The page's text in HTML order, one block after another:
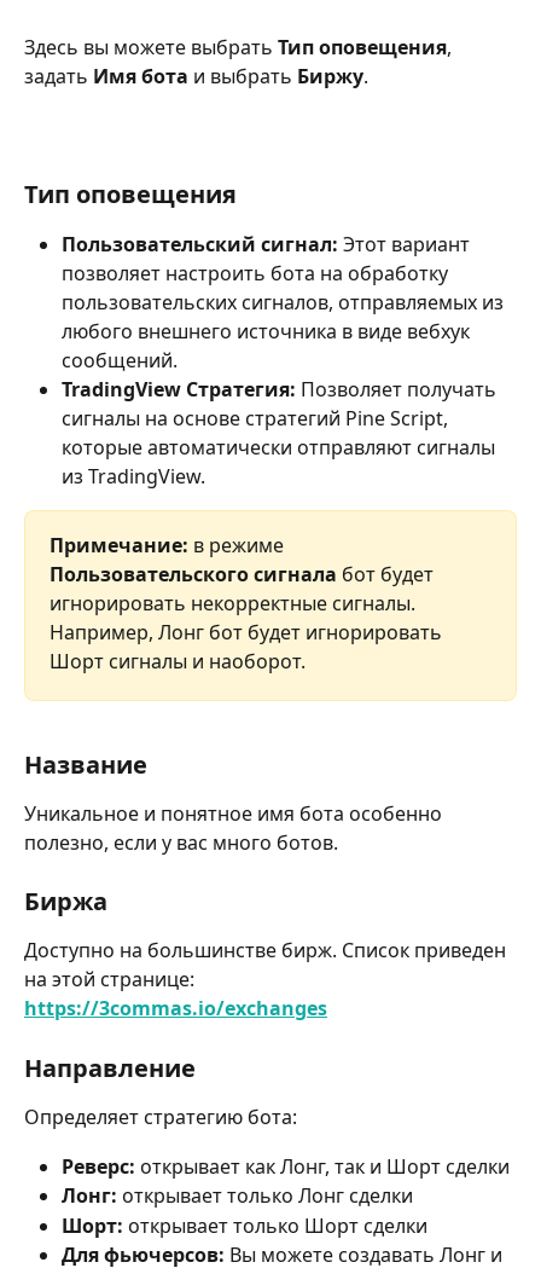
Здесь вы можете выбрать Тип оповещения,
задать Имя бота и выбрать Биржу.
Тип оповещения
Пользовательский сигнал: Этот вариант
позволяет настроить бота на обработку
пользовательских сигналов, отправляемых из
любого внешнего источника в виде вебхук
сообщений.
TradingView Стратегия: Позволяет получать
сигналы на основе стратегий Pine Script,
которые автоматически отправляют сигналы
из TradingView.
Примечание: в режиме
Пользовательского сигнала бот будет
игнорировать некорректные сигналы.
Например, Лонг бот будет игнорировать
Шорт сигналы и наоборот.
Название
Уникальное и понятное имя бота особенно
полезно, если у вас много ботов.
Биржа
Доступно на большинстве бирж. Список приведен
на этой странице:
https://3commas.io/exchanges
Направление
Определяет стратегию бота:
Реверс: открывает как Лонг, так и Шорт сделки
Лонг: открывает только Лонг сделки
Шорт: открывает только Шорт сделки
Для фьючерсов: Вы можете создавать Лонг и